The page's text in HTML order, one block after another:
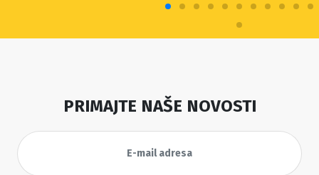
PRIMAJTE NAŠE NOVOSTI